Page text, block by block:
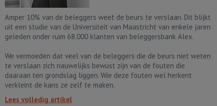
Amper 10% van de beleggers weet de beurs te verslaan. Dit blijkt
uit een studie van de Universiteit van Maastricht van enkele jaren
geleden onder ruim 68.000 klanten van beleggersbank Alex.
We vermoeden dat veel van de beleggers die de beurs niet weten
te verslaan zich nauwelijks bewust zijn van de fouten die
daaraan ten grondslag liggen. Wie deze fouten wel herkent
verkleint de kans ze zelf te maken.
Lees volledig artikel